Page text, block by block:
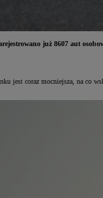
już 8607 aut
jest coraz mocniejsza, na co